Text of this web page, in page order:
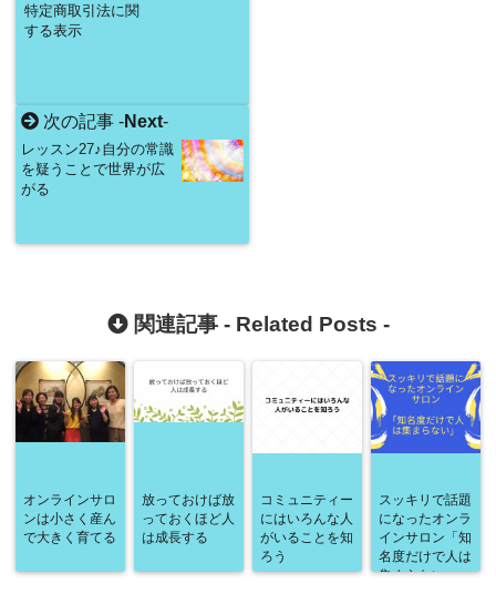
特定商取引法に関
する表示
次の記事 -Next-
レッスン27♪自分の常識
を疑うことで世界が広
がる
関連記事 - Related Posts -
オンラインサロ
ンは小さく産ん
で大きく育てる
放っておけば放
っておくほど人
は成長する
コミュニティー
にはいろんな人
がいることを知
ろう
スッキリで話題
になったオンラ
インサロン「知
名度だけで人は
集まらない」